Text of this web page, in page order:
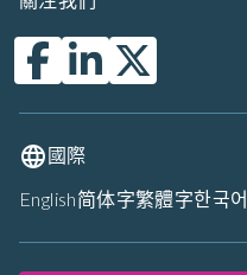
國際
English简体字繁體字한국어